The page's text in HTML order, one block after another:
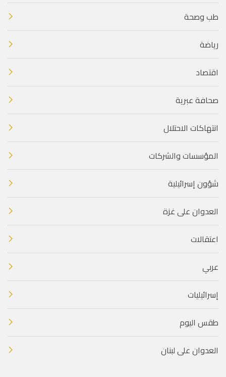
طب وصحة
رياضة
اقتصاد
صحافة عبرية
انتهاكات الاحتلال
المؤسسات والشركات
شؤون إسرائيلية
العدوان على غزة
اعتقالات
عربي
إسرائيليات
طقس اليوم
العدوان على لبنان